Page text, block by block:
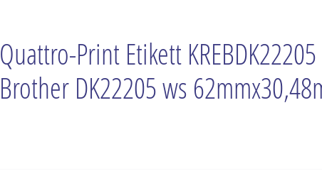
Quattro-Print Etikett
Brother DK22205 ws